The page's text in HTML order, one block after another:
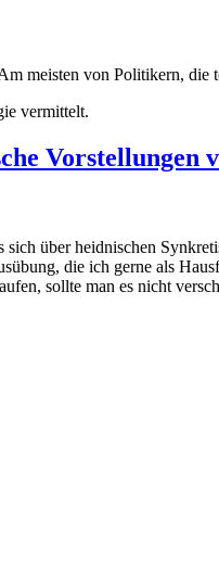
meisten von Politikern,
vermittelt.
Vorstellungen
über heidnischen
die ich gerne als
sollte man es nicht